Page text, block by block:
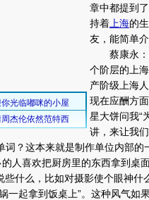
章中都提到
持着 上海的
友，能简单
蔡康永：
个阶层的上
产阶级上海
现在应酬方
星大饼问我“
讲，来让我
？这本来就是制作单位内部的
人喜欢把厨房里的东西拿到桌
什么，比如对摄影使个眼神什
一起拿到饭桌上”。这种风气如